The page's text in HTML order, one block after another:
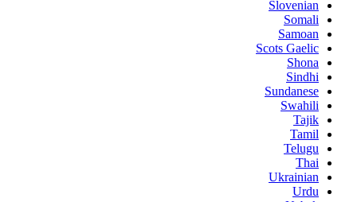
Slovenian
Somali
Samoan
Scots Gaelic
Shona
Sindhi
Sundanese
Swahili
Tajik
Tamil
Telugu
Thai
Ukrainian
Urdu